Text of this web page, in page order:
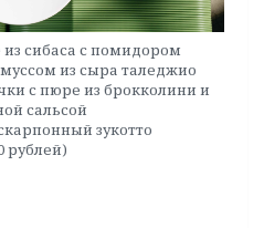
сибаса с помидором
из сыра таледжио
с пюре из брокколини и
сальсой
зукотто
рублей)